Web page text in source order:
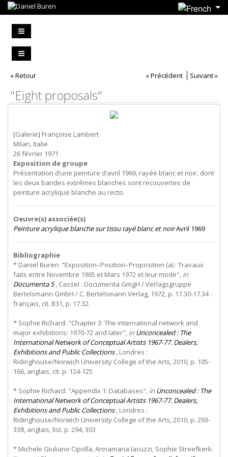
« Retour « Précédent Suivant »
"Eight proposals"
[Galerie] Françoise Lambert
Milan, Italie
26 février 1971
Exposition de groupe
Présentation d’une peinture d’avril 1969, rayée blanc et noir, dont
les deux bandes extrêmes blanches sont recouvertes de
peinture acrylique blanche au recto.
Oeuvre(s) associée(s)
Peinture acrylique blanche sur tissu rayé blanc et noirAvril 1969
Bibliographie
* Daniel Buren: "Exposition–Position–Proposition (a) : Travaux
faits entre Novembre 1965 et Mars 1972 et leur mode", in
Documenta 5, Cassel : Documenta GmgH / Verlagsgruppe
Bertelsmann GmbH / C. Bertelsmann Verlag, 1972, p. 17.30-17.34 :
français, cit. B31, p. 17.32.
* Sophie Richard: "Chapter 3: The international network and
major exhibitions: 1970-72 and later", in Unconcealed : The
International Network of Conceptual Artists 1967-77. Dealers,
Exhibitions and Public Collections, Londres :
Ridinghouse/Norwich University College of the Arts, 2010, p. 105-
166, anglais, cit. p. 124-125
* Sophie Richard: "Appendix 1: Databases", in Unconcealed : The
International Network of Conceptual Artists 1967-77. Dealers,
Exhibitions and Public Collections, Londres :
Ridinghouse/Norwich University College of the Arts, 2010, p. 293-
338, anglais, list. p. 294, 303
* Michele Giuliano Cipolla, Annamaria Iacuzzi, Sophie Streefkerk: